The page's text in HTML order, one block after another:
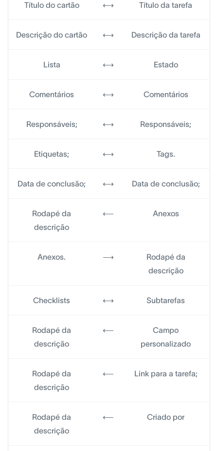
Título do cartão ⟷ Título da tarefa
Descrição do cartão ⟷ Descrição da tarefa
Lista ⟷ Estado
Comentários ⟷ Comentários
Responsáveis; ⟷ Responsáveis;
Etiquetas; ⟷ Tags.
Data de conclusão; ⟷ Data de conclusão;
Rodapé da
descrição
⟵ Anexos
Anexos. ⟶
Rodapé da
descrição
Checklists ⟷ Subtarefas
Rodapé da
descrição
⟵
Campo
personalizado
Rodapé da
descrição
⟵ Link para a tarefa;
Rodapé da
descrição
⟵ Criado por